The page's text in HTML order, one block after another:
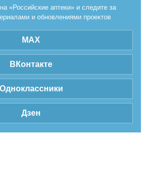
«Российские аптеки» и следите за
и обновлениями проектов
MAX
ВКонтакте
Одноклассники
Дзен